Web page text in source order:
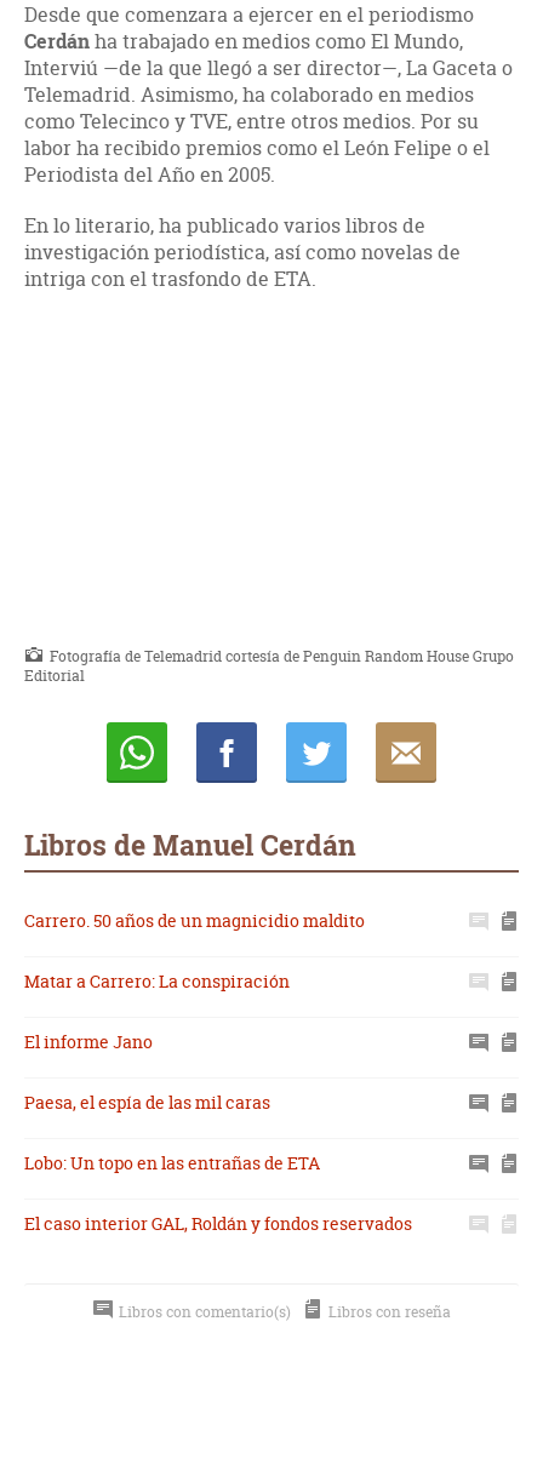
Desde que comenzara a ejercer en el periodismo
Cerdánha trabajado en medios como El Mundo,
Interviú —de la que llegó a ser director—, La Gaceta o
Telemadrid. Asimismo, ha colaborado en medios
como Telecinco y TVE, entre otros medios. Por su
labor ha recibido premios como el León Felipe o el
Periodista del Año en 2005.
En lo literario, ha publicado varios libros de
investigación periodística, así como novelas de
intriga con el trasfondo de ETA.
Fotografía de Telemadrid cortesía de Penguin Random House Grupo
Editorial
Libros de Manuel Cerdán
Carrero. 50 años de un magnicidio maldito
Matar a Carrero: La conspiración
El informe Jano
Paesa, el espía de las mil caras
Lobo: Un topo en las entrañas de ETA
El caso interior GAL, Roldán y fondos reservados
Libros con comentario(s) Libros con reseña